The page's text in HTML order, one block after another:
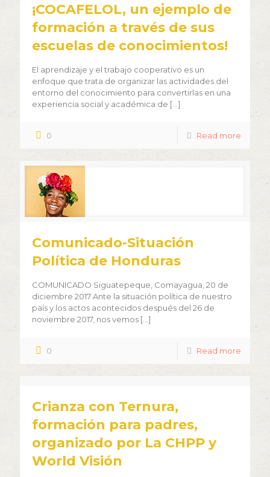
¡COCAFELOL, un ejemplo de
formación a través de sus
escuelas de conocimientos!
El aprendizaje y el trabajo cooperativo es un
enfoque que trata de organizar las actividades del
entorno del conocimiento para convertirlas en una
experiencia social y académica de […]
0 Read more
Comunicado-Situación
Política de Honduras
COMUNICADO Siguatepeque, Comayagua, 20 de
diciembre 2017 Ante la situación política de nuestro
país y los actos acontecidos después del 26 de
noviembre 2017, nos vemos […]
0 Read more
Crianza con Ternura,
formación para padres,
organizado por La CHPP y
World Visión